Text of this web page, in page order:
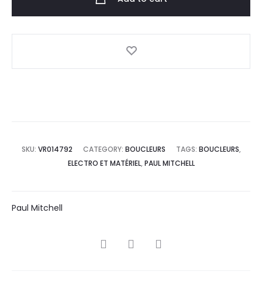
SKU: VR014792 CATEGORY: BOUCLEURS TAGS: BOUCLEURS,
ELECTRO ET MATÉRIEL, PAUL MITCHELL
Paul Mitchell
SHARE